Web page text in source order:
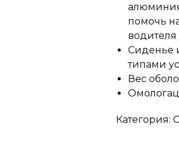
помочь
Сиденье
типами
Вес
Категория: